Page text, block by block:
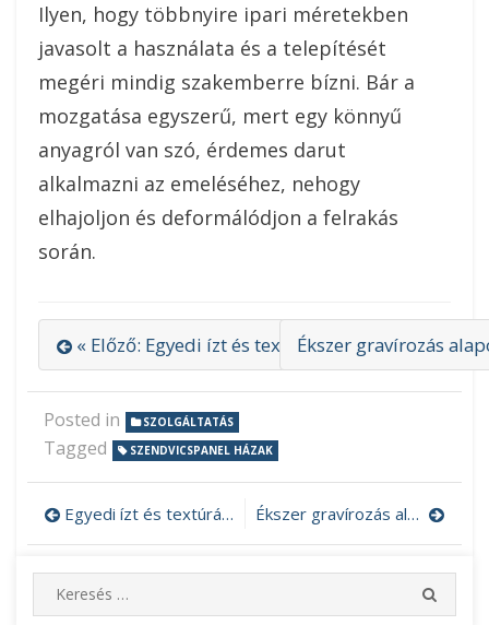
Ilyen, hogy többnyire ipari méretekben
javasolt a használata és a telepítését
megéri mindig szakemberre bízni. Bár a
mozgatása egyszerű, mert egy könnyű
anyagról van szó, érdemes darut
alkalmazni az emeléséhez, nehogy
elhajoljon és deformálódjon a felrakás
során.
« Előző: Egyedi ízt és textúrát kölcsönöz a
Ékszer gravírozás
Posted in SZOLGÁLTATÁS
Tagged SZENDVICSPANEL HÁZAK
Bejegyzés
navigáció
Egyedi ízt és textúrát kölcsönöz a salátáknak a wakame alga Ékszer gravírozás alapos tervezéssel
e
E